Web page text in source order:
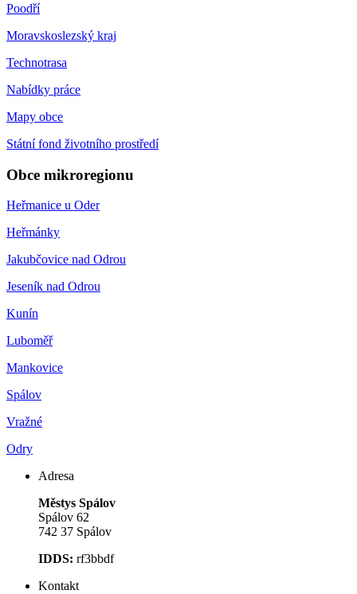
Poodří
Moravskoslezský kraj
Technotrasa
Nabídky práce
Mapy obce
Státní fond životního prostředí
Obce mikroregionu
Heřmanice u Oder
Heřmánky
Jakubčovice nad Odrou
Jeseník nad Odrou
Kunín
Luboměř
Mankovice
Spálov
Vražné
Odry
Adresa
Městys Spálov
Spálov 62
742 37 Spálov
IDDS: rf3bbdf
Kontakt